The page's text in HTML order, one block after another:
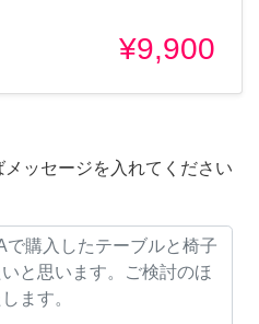
¥9,900
ッセージを入れてください